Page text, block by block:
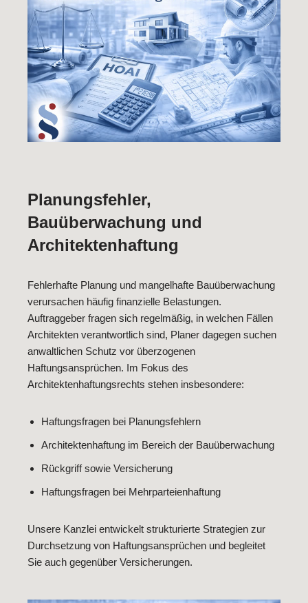
Planungsfehler,
Bauüberwachung und
Architektenhaftung
Fehlerhafte Planung und mangelhafte Bauüberwachung
verursachen häufig finanzielle Belastungen.
Auftraggeber fragen sich regelmäßig, in welchen Fällen
Architekten verantwortlich sind, Planer dagegen suchen
anwaltlichen Schutz vor überzogenen
Haftungsansprüchen. Im Fokus des
Architektenhaftungsrechts stehen insbesondere:
Haftungsfragen bei Planungsfehlern
Architektenhaftung im Bereich der Bauüberwachung
Rückgriff sowie Versicherung
Haftungsfragen bei Mehrparteienhaftung
Unsere Kanzlei entwickelt strukturierte Strategien zur
Durchsetzung von Haftungsansprüchen und begleitet
Sie auch gegenüber Versicherungen.